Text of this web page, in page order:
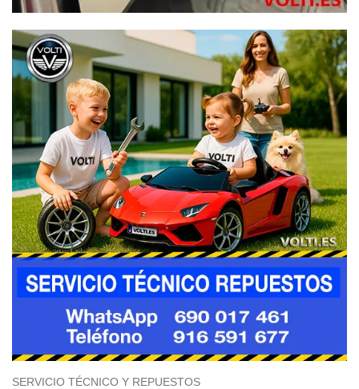
SERVICIO TÉCNICO Y REPUESTOS